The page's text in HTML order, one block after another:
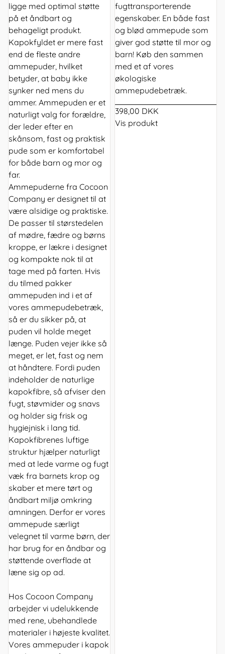
ligge med optimal støtte
på et åndbart og
behageligt produkt.
Kapokfyldet er mere fast
end de fleste andre
ammepuder, hvilket
betyder, at baby ikke
synker ned mens du
ammer. Ammepuden er et
naturligt valg for forældre,
der leder efter en
skånsom, fast og praktisk
pude som er komfortabel
for både barn og mor og
far.
Ammepuderne fra Cocoon
Company er designet til at
være alsidige og praktiske.
De passer til størstedelen
af mødre, fædre og børns
kroppe, er lækre i designet
og kompakte nok til at
tage med på farten. Hvis
du tilmed pakker
ammepuden ind i et af
vores ammepudebetræk,
så er du sikker på, at
puden vil holde meget
længe. Puden vejer ikke så
meget, er let, fast og nem
at håndtere. Fordi puden
indeholder de naturlige
kapokfibre, så afviser den
fugt, støvmider og snavs
og holder sig frisk og
hygiejnisk i lang tid.
Kapokfibrenes luftige
struktur hjælper naturligt
med at lede varme og fugt
væk fra barnets krop og
skaber et mere tørt og
åndbart miljø omkring
amningen. Derfor er vores
ammepude særligt
velegnet til varme børn, der
har brug for en åndbar og
støttende overflade at
læne sig op ad.
Hos Cocoon Company
arbejder vi udelukkende
med rene, ubehandlede
materialer i højeste kvalitet.
Vores ammepuder i kapok
fugttransporterende
egenskaber. En både fast
og blød ammepude som
giver god støtte til mor og
barn! Køb den sammen
med et af vores
økologiske
ammepudebetræk.
398,00 DKK
Vis produkt